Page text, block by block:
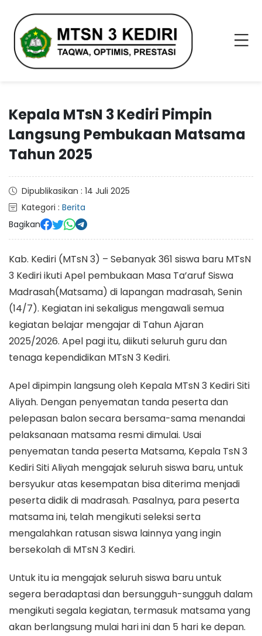
Kepala MTsN 3 Kediri Pimpin
Langsung Pembukaan Matsama
Tahun 2025
Dipublikasikan : 14 Juli 2025
Kategori : Berita
Bagikan
Kab. Kediri (MTsN 3) – Sebanyak 361 siswa baru MTsN
3 Kediri ikuti Apel pembukaan Masa Ta’aruf Siswa
Madrasah(Matsama) di lapangan madrasah, Senin
(14/7). Kegiatan ini sekaligus mengawali semua
kegiatan belajar mengajar di Tahun Ajaran
2025/2026. Apel pagi itu, diikuti seluruh guru dan
tenaga kependidikan MTsN 3 Kediri.
Apel dipimpin langsung oleh Kepala MTsN 3 Kediri Siti
Aliyah. Dengan penyematan tanda peserta dan
pelepasan balon secara bersama-sama menandai
pelaksanaan matsama resmi dimulai. Usai
penyematan tanda peserta Matsama, Kepala TsN 3
Kediri Siti Aliyah mengajak seluruh siswa baru, untuk
bersyukur atas kesempatan bisa diterima menjadi
peserta didik di madrasah. Pasalnya, para peserta
matsama ini, telah mengikuti seleksi serta
mengalahkan ratusan siswa lainnya yang ingin
bersekolah di MTsN 3 Kediri.
Untuk itu ia mengajak seluruh siswa baru untuk
segera beradaptasi dan bersungguh-sungguh dalam
mengikuti segala kegiatan, termasuk matsama yang
akan berlangsung mulai hari ini dan 5 hari ke depan.